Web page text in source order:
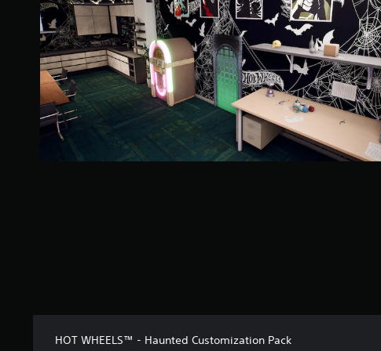
HOT WHEELS™ - Haunted Customization Pack